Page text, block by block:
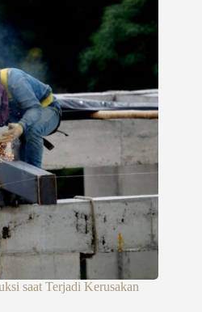
saat Terjadi Kerusakan